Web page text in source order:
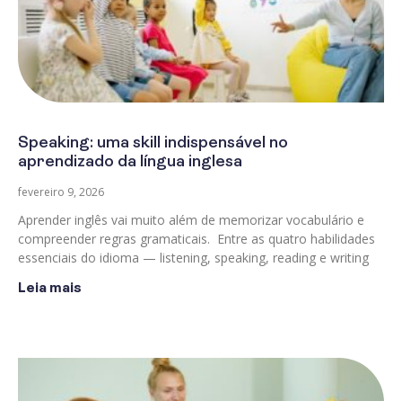
Speaking: uma skill indispensável no
aprendizado da língua inglesa
fevereiro 9, 2026
Aprender inglês vai muito além de memorizar vocabulário e
compreender regras gramaticais. Entre as quatro habilidades
essenciais do idioma — listening, speaking, reading e writing
Leia mais